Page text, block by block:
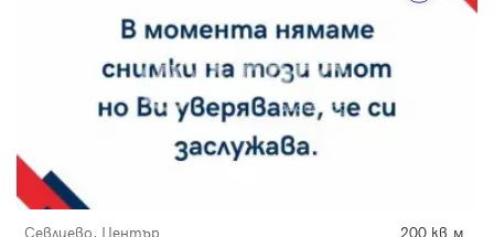
Севлиево, Център 200 кв.м.